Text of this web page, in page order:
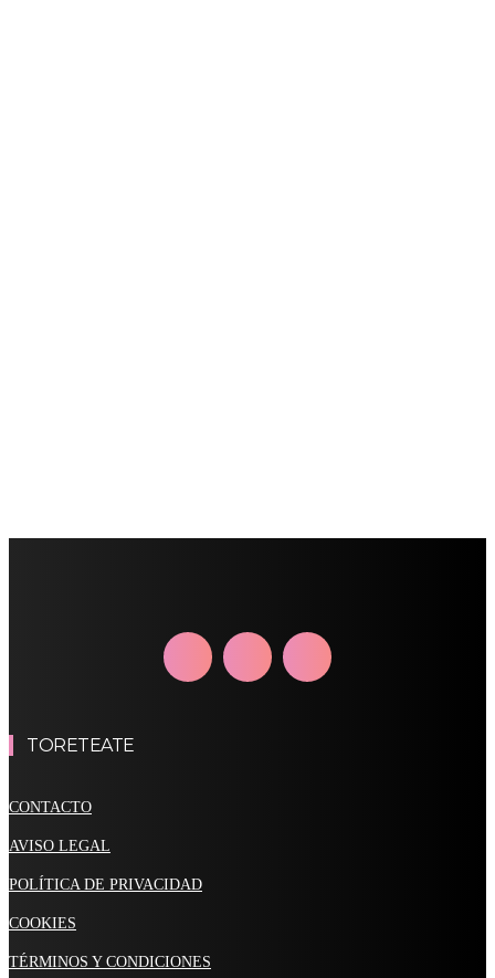
TORETEATE
CONTACTO
AVISO LEGAL
POLÍTICA DE PRIVACIDAD
COOKIES
TÉRMINOS Y CONDICIONES